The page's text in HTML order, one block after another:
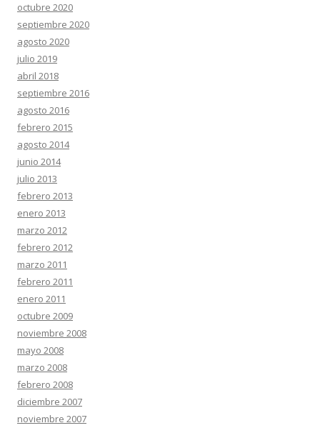
octubre 2020
septiembre 2020
agosto 2020
julio 2019
abril 2018
septiembre 2016
agosto 2016
febrero 2015
agosto 2014
junio 2014
julio 2013
febrero 2013
enero 2013
marzo 2012
febrero 2012
marzo 2011
febrero 2011
enero 2011
octubre 2009
noviembre 2008
mayo 2008
marzo 2008
febrero 2008
diciembre 2007
noviembre 2007